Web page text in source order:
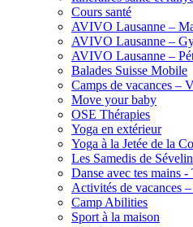
Cours santé
AVIVO Lausanne –
AVIVO Lausanne –
AVIVO Lausanne –
Balades Suisse Mobile
Camps de vacances –
Move your baby
OSE Thérapies
Yoga en extérieur
Yoga à la Jetée de la
Les Samedis de Sévelin
Danse avec tes mains
Activités de vacances
Camp Abilities
Sport à la maison